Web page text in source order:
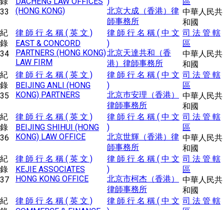
33
(HONG KONG)
北京大成（香港）律
師事務所
中華人民共
和國
紀
錄
34
律 師 行 名 稱 ( 英 文 )
EAST & CONCORD
PARTNERS (HONG KONG)
LAW FIRM
律 師 行 名 稱 ( 中 文
)
北京天達共和（香
港）律師事務所
司 法 管 轄
區
中華人民共
和國
紀
錄
35
律 師 行 名 稱 ( 英 文 )
BEIJING ANLI (HONG
KONG) PARTNERS
律 師 行 名 稱 ( 中 文
)
北京巿安理（香港）
律師事務所
司 法 管 轄
區
中華人民共
和國
紀
錄
36
律 師 行 名 稱 ( 英 文 )
BEIJING SHIHUI (HONG
KONG) LAW OFFICE
律 師 行 名 稱 ( 中 文
)
北京世輝（香港）律
師事務所
司 法 管 轄
區
中華人民共
和國
紀
錄
37
律 師 行 名 稱 ( 英 文 )
KEJIE ASSOCIATES
HONG KONG OFFICE
律 師 行 名 稱 ( 中 文
)
北京市柯杰（香港）
律師事務所
司 法 管 轄
區
中華人民共
和國
紀
律 師 行 名 稱 ( 英 文 )
律 師 行 名 稱 ( 中 文 司 法 管 轄